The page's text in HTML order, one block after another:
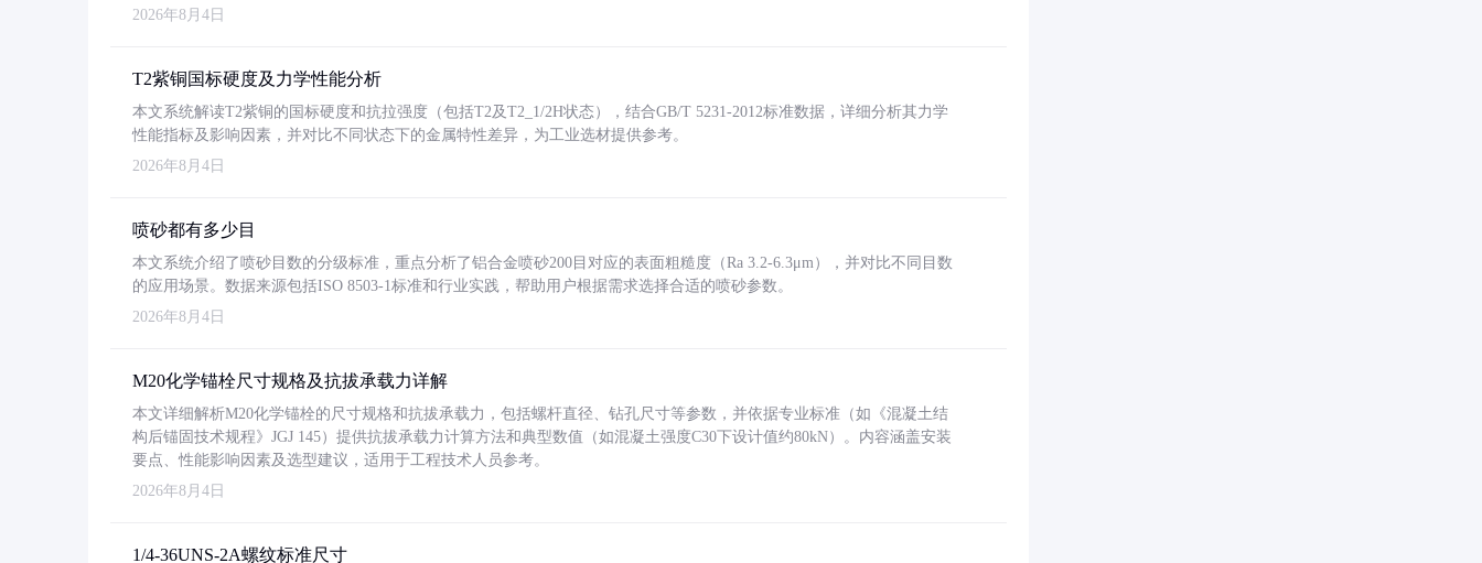
2026年8月4日
T2紫铜国标硬度及力学性能分析
本文系统解读T2紫铜的国标硬度和抗拉强度（包括T2及T2_1/2H状态），结合GB/T 5231-2012标准数据，详细分析其力学
性能指标及影响因素，并对比不同状态下的金属特性差异，为工业选材提供参考。
2026年8月4日
喷砂都有多少目
本文系统介绍了喷砂目数的分级标准，重点分析了铝合金喷砂200目对应的表面粗糙度（Ra 3.2-6.3μm），并对比不同目数
的应用场景。数据来源包括ISO 8503-1标准和行业实践，帮助用户根据需求选择合适的喷砂参数。
2026年8月4日
M20化学锚栓尺寸规格及抗拔承载力详解
本文详细解析M20化学锚栓的尺寸规格和抗拔承载力，包括螺杆直径、钻孔尺寸等参数，并依据专业标准（如《混凝土结
构后锚固技术规程》JGJ 145）提供抗拔承载力计算方法和典型数值（如混凝土强度C30下设计值约80kN）。内容涵盖安装
要点、性能影响因素及选型建议，适用于工程技术人员参考。
2026年8月4日
1/4-36UNS-2A螺纹标准尺寸